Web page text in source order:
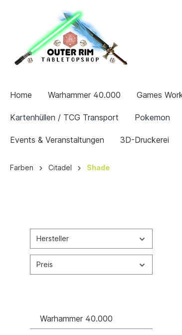
Home Warhammer 40.000 Games
Kartenhüllen / TCG Transport Pokemon
Events & Veranstaltungen 3D-Druckerei
Farben Citadel Shade
Hersteller
Preis
Warhammer 40.000